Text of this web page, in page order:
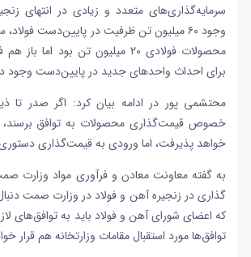
سرمایه‌گذاری‌های متعدد و زیادی در انتهای
وجود ۶۰ میلیون تن ظرفیت در پایین‌دست
محصولات فولادی ۲۰ میلیون تن بود
برای احداث واحدهای جدید در پایین‌دست وجود
محتشمی پور در ادامه بیان کرد: اگر صدر تا
خصوص قیمت‌گذاری محصولات به توافق
خواهد پذیرفت، اما ورودی به قیمت‌گذاری
به گفته معاونت معادن و فرآوری مواد وزارت
گذاری در زنجیره آهن و فولاد در وزارت صمت
که اعضای شورای آهن و فولاد باید به توافق‌های
توافق‌ها مورد استقبال مقامات وزارتخانه هم قرار